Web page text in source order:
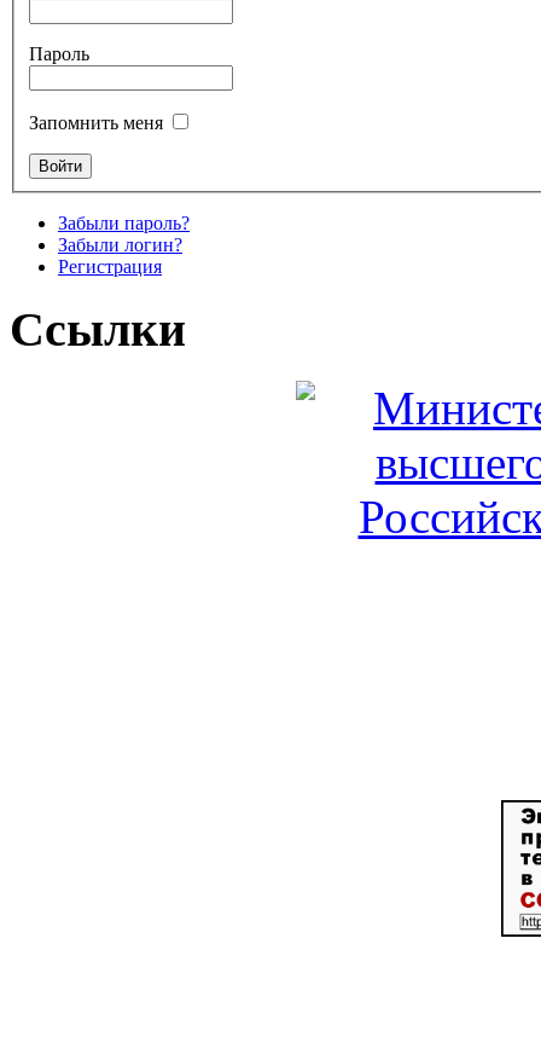
Пароль
Запомнить меня
Забыли пароль?
Забыли логин?
Регистрация
Ссылки